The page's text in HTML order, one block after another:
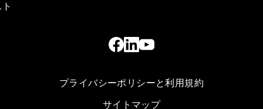
プライバシーポリシーと利用規約
サイトマップ